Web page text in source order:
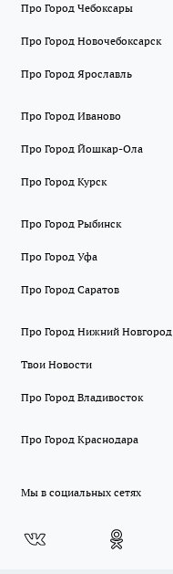
Про Город Чебоксары
Про Город Новочебоксарск
Про Город Ярославль
Про Город Иваново
Про Город Йошкар-Ола
Про Город Курск
Про Город Рыбинск
Про Город Уфа
Про Город Саратов
Про Город Нижний Новгород
Твои Новости
Про Город Владивосток
Про Город Краснодара
Мы в социальных сетях